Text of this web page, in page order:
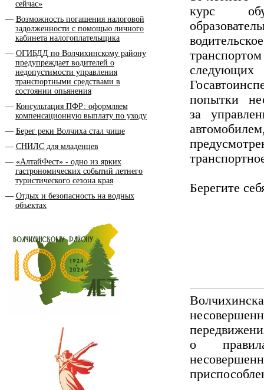
сейчас»
Возможность погашения налоговой
задолженности с помощью личного
кабинета налогоплательщика
ОГИБДД по Волчихинскому району
предупреждает водителей о
недопустимости управления
транспортными средствами в
состоянии опьянения
Консультация ПФР: оформляем
компенсационную выплату по уходу
Берег реки Волчиха стал чище
СНИЛС для младенцев
«АлтайФест» - одно из ярких
гастрономических событий летнего
туристического сезона края
Отдых и безопасность на водных
объектах
курс
попытки
за
Берегите
о